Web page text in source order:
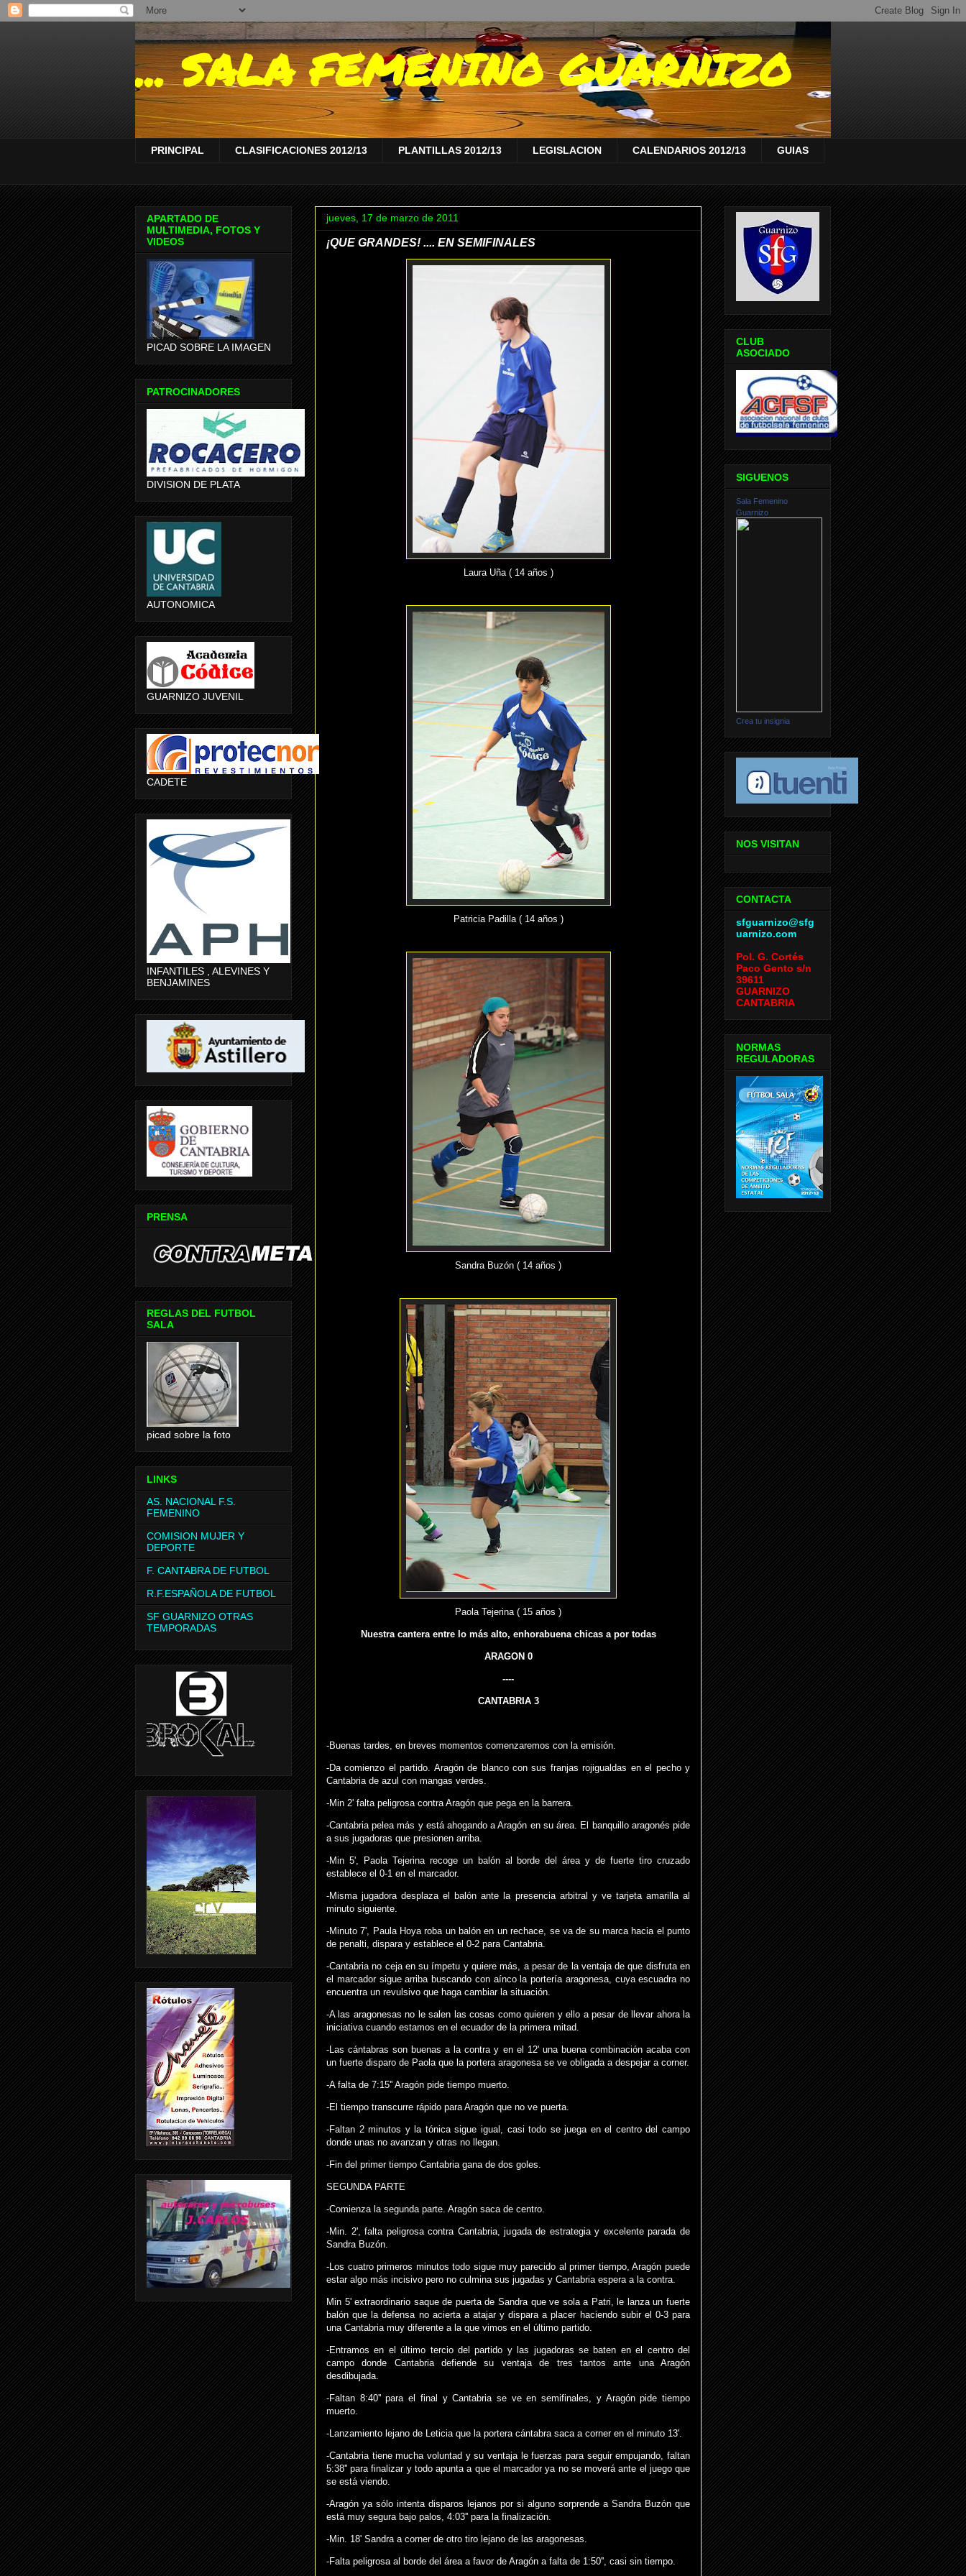
... SALA FEMENINO GUARNIZO
PRINCIPAL CLASIFICACIONES 2012/13 PLANTILLAS 2012/13 LEGISLACION CALENDARIOS 2012/13 GUIAS
jueves, 17 de marzo de 2011
¡QUE GRANDES! .... EN SEMIFINALES
Laura Uña ( 14 años )
Patricia Padilla ( 14 años )
Sandra Buzón ( 14 años )
Paola Tejerina ( 15 años )
Nuestra cantera entre lo más alto, enhorabuena chicas a por todas
ARAGON 0
----
CANTABRIA 3
-Buenas tardes, en breves momentos comenzaremos con la emisión.
-Da comienzo el partido. Aragón de blanco con sus franjas rojigualdas en el pecho y
Cantabria de azul con mangas verdes.
-Min 2' falta peligrosa contra Aragón que pega en la barrera.
-Cantabria pelea más y está ahogando a Aragón en su área. El banquillo aragonés pide
a sus jugadoras que presionen arriba.
-Min 5', Paola Tejerina recoge un balón al borde del área y de fuerte tiro cruzado
establece el 0-1 en el marcador.
-Misma jugadora desplaza el balón ante la presencia arbitral y ve tarjeta amarilla al
minuto siguiente.
-Minuto 7', Paula Hoya roba un balón en un rechace, se va de su marca hacia el punto
de penalti, dispara y establece el 0-2 para Cantabria.
-Cantabria no ceja en su ímpetu y quiere más, a pesar de la ventaja de que disfruta en
el marcador sigue arriba buscando con aínco la portería aragonesa, cuya escuadra no
encuentra un revulsivo que haga cambiar la situación.
-A las aragonesas no le salen las cosas como quieren y ello a pesar de llevar ahora la
iniciativa cuando estamos en el ecuador de la primera mitad.
-Las cántabras son buenas a la contra y en el 12' una buena combinación acaba con
un fuerte disparo de Paola que la portera aragonesa se ve obligada a despejar a corner.
-A falta de 7:15'' Aragón pide tiempo muerto.
-El tiempo transcurre rápido para Aragón que no ve puerta.
-Faltan 2 minutos y la tónica sigue igual, casi todo se juega en el centro del campo
donde unas no avanzan y otras no llegan.
-Fin del primer tiempo Cantabria gana de dos goles.
SEGUNDA PARTE
-Comienza la segunda parte. Aragón saca de centro.
-Min. 2', falta peligrosa contra Cantabria, jugada de estrategia y excelente parada de
Sandra Buzón.
-Los cuatro primeros minutos todo sigue muy parecido al primer tiempo, Aragón puede
estar algo más incisivo pero no culmina sus jugadas y Cantabria espera a la contra.
Min 5' extraordinario saque de puerta de Sandra que ve sola a Patri, le lanza un fuerte
balón que la defensa no acierta a atajar y dispara a placer haciendo subir el 0-3 para
una Cantabria muy diferente a la que vimos en el último partido.
-Entramos en el último tercio del partido y las jugadoras se baten en el centro del
campo donde Cantabria defiende su ventaja de tres tantos ante una Aragón
desdibujada.
-Faltan 8:40'' para el final y Cantabria se ve en semifinales, y Aragón pide tiempo
muerto.
-Lanzamiento lejano de Leticia que la portera cántabra saca a corner en el minuto 13'.
-Cantabria tiene mucha voluntad y su ventaja le fuerzas para seguir empujando, faltan
5:38'' para finalizar y todo apunta a que el marcador ya no se moverá ante el juego que
se está viendo.
-Aragón ya sólo intenta disparos lejanos por si alguno sorprende a Sandra Buzón que
está muy segura bajo palos, 4:03'' para la finalización.
-Min. 18' Sandra a corner de otro tiro lejano de las aragonesas.
-Falta peligrosa al borde del área a favor de Aragón a falta de 1:50'', casi sin tiempo.
APARTADO DE
MULTIMEDIA, FOTOS Y
VIDEOS
PICAD SOBRE LA IMAGEN
PATROCINADORES
DIVISION DE PLATA
AUTONOMICA
GUARNIZO JUVENIL
CADETE
INFANTILES , ALEVINES Y
BENJAMINES
PRENSA
REGLAS DEL FUTBOL
SALA
picad sobre la foto
LINKS
AS. NACIONAL F.S.
FEMENINO
COMISION MUJER Y
DEPORTE
F. CANTABRA DE FUTBOL
R.F.ESPAÑOLA DE FUTBOL
SF GUARNIZO OTRAS
TEMPORADAS
CLUB
ASOCIADO
SIGUENOS
Sala Femenino
Guarnizo
Crea tu insignia
NOS VISITAN
CONTACTA
sfguarnizo@sfg
uarnizo.com
Pol. G. Cortés
Paco Gento s/n
39611
GUARNIZO
CANTABRIA
NORMAS
REGULADORAS